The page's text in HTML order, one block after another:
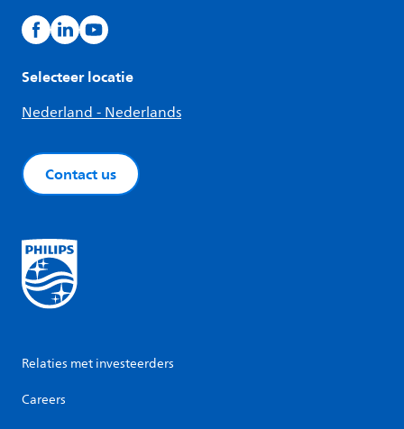
Selecteer locatie
Nederland - Nederlands
Contact us
Relaties met investeerders
Careers